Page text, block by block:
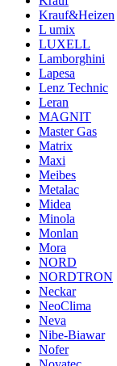
Krauf&Heizen
L umix
LUXELL
Lamborghini
Lapesa
Lenz Technic
Leran
MAGNIT
Master Gas
Matrix
Maxi
Meibes
Metalac
Midea
Minola
Monlan
Mora
NORD
NORDTRON
Neckar
NeoClima
Neva
Nibe-Biawar
Nofer